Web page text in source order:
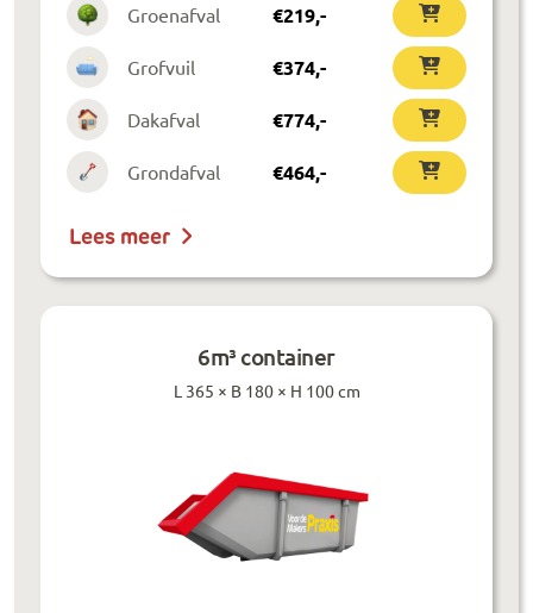
Groenafval €219,-
Grofvuil €374,-
Dakafval €774,-
Grondafval €464,-
Lees meer
6m³ container
L 365 × B 180 × H 100 cm